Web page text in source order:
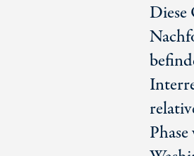
Diese